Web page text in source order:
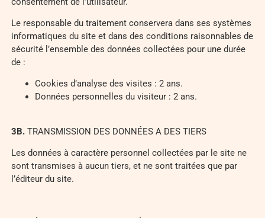
Le responsable du traitement conservera dans ses systèmes
informatiques du site et dans des conditions raisonnables de
sécurité l’ensemble des données collectées pour une durée
de :
Cookies d’analyse des visites : 2 ans.
Données personnelles du visiteur : 2 ans.
3B.TRANSMISSION DES DONNÉES A DES TIERS
Les données à caractère personnel collectées par le site ne
sont transmises à aucun tiers, et ne sont traitées que par
l’éditeur du site.